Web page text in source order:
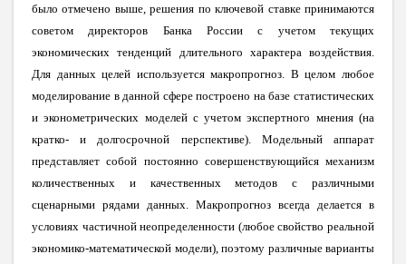
было отмечено выше, решения по ключевой ставке принимаются
советом директоров Банка России с учетом текущих
экономических тенденций длительного характера воздействия.
Для данных целей используется макропрогноз. В целом любое
моделирование в данной сфере построено на базе статистических
и эконометрических моделей с учетом экспертного мнения (на
кратко- и долгосрочной перспективе). Модельный аппарат
представляет собой постоянно совершенствующийся механизм
количественных и качественных методов с различными
сценарными рядами данных. Макропрогноз всегда делается в
условиях частичной неопределенности (любое свойство реальной
экономико-математической модели), поэтому различные варианты